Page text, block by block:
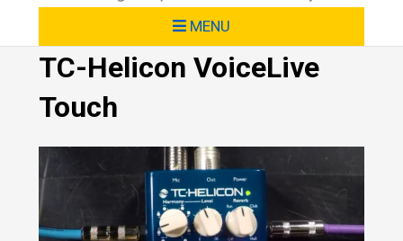
MENU
TC-Helicon VoiceLive
Touch